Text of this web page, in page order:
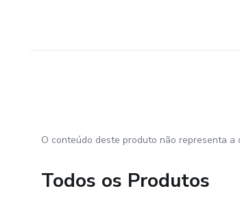
O conteúdo deste produto não representa a
Todos os Produtos